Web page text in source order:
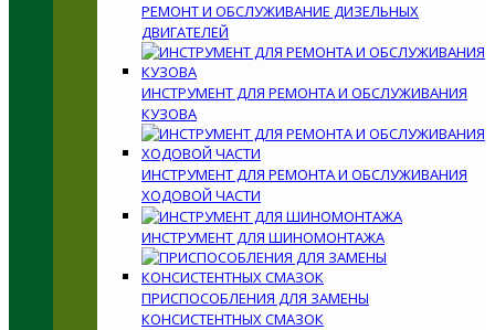
РЕМОНТ И ОБСЛУЖИВАНИЕ ДИЗЕЛЬНЫХ
ДВИГАТЕЛЕЙ
ИНСТРУМЕНТ ДЛЯ РЕМОНТА И ОБСЛУЖИВАНИЯ
КУЗОВА
ИНСТРУМЕНТ ДЛЯ РЕМОНТА И ОБСЛУЖИВАНИЯ
ХОДОВОЙ ЧАСТИ
ИНСТРУМЕНТ ДЛЯ ШИНОМОНТАЖА
ПРИСПОСОБЛЕНИЯ ДЛЯ ЗАМЕНЫ
КОНСИСТЕНТНЫХ СМАЗОК